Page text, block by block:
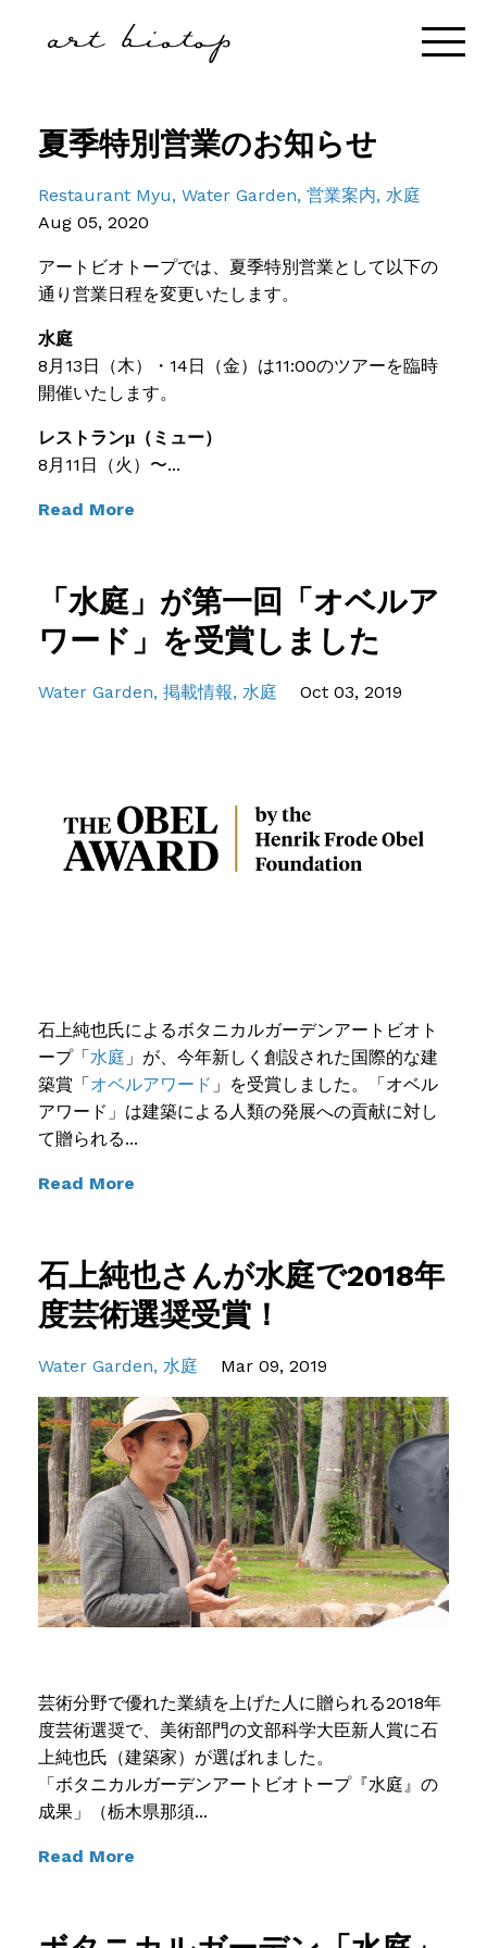
夏季特別営業のお知らせ
Restaurant Myu Water Garden 営業案内 水庭
Aug 05, 2020
アートビオトープでは、夏季特別営業として以下の
通り営業日程を変更いたします。
水庭
8月13日（木）・14日（金）は11:00のツアーを臨時
開催いたします。
レストランμ（ミュー）
8月11日（火）〜...
Read More
「水庭」が第一回「オベルア
ワード」を受賞しました
Water Garden 掲載情報 水庭 Oct 03, 2019
石上純也氏によるボタニカルガーデンアートビオト
ープ「水庭 」が、今年新しく創設された国際的な建
築賞「オベルアワード 」を受賞しました。「オベル
アワード」は建築による人類の発展への貢献に対し
て贈られる...
Read More
石上純也さんが水庭で2018年
度芸術選奨受賞！
Water Garden 水庭 Mar 09, 2019
芸術分野で優れた業績を上げた人に贈られる2018年
度芸術選奨で、美術部門の文部科学大臣新人賞に石
上純也氏（建築家）が選ばれました。
「ボタニカルガーデンアートビオトープ『水庭』の
成果」（栃木県那須...
Read More